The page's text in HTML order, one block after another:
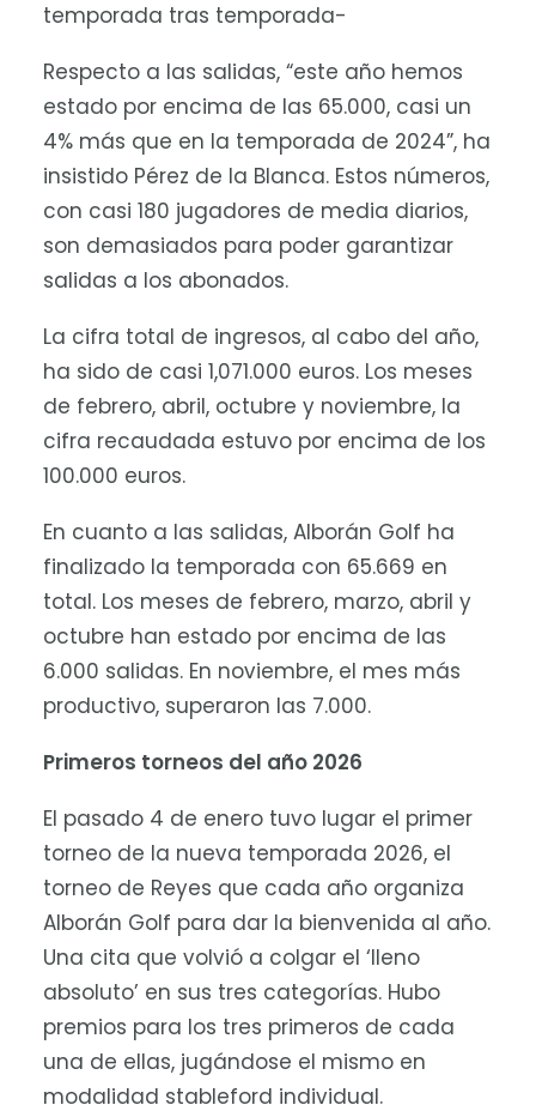
temporada tras temporada-
Respecto a las salidas, “este año hemos
estado por encima de las 65.000, casi un
4% más que en la temporada de 2024”, ha
insistido Pérez de la Blanca. Estos números,
con casi 180 jugadores de media diarios,
son demasiados para poder garantizar
salidas a los abonados.
La cifra total de ingresos, al cabo del año,
ha sido de casi 1,071.000 euros. Los meses
de febrero, abril, octubre y noviembre, la
cifra recaudada estuvo por encima de los
100.000 euros.
En cuanto a las salidas, Alborán Golf ha
finalizado la temporada con 65.669 en
total. Los meses de febrero, marzo, abril y
octubre han estado por encima de las
6.000 salidas. En noviembre, el mes más
productivo, superaron las 7.000.
Primeros torneos del año 2026
El pasado 4 de enero tuvo lugar el primer
torneo de la nueva temporada 2026, el
torneo de Reyes que cada año organiza
Alborán Golf para dar la bienvenida al año.
Una cita que volvió a colgar el ‘lleno
absoluto’ en sus tres categorías. Hubo
premios para los tres primeros de cada
una de ellas, jugándose el mismo en
modalidad stableford individual.